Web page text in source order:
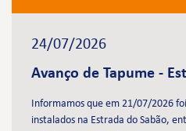
24/07/2026
Avanço de Tapume -
Informamos que em 21/07/2026
instalados na Estrada do Sabão,